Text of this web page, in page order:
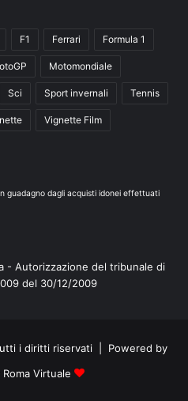
F1 Ferrari Formula 1
Motomondiale
Sci Sport invernali Tennis
Vignette Film
guadagno dagli acquisti idonei effettuati
- Autorizzazione del tribunale di
del 30/12/2009
i diritti riservati | Powered by
Virtuale